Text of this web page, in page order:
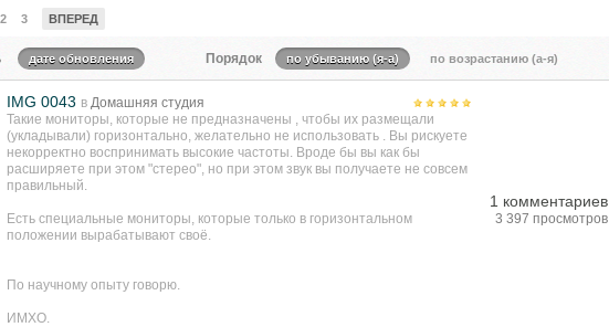
2 3 ВПЕРЕД
дате обновления Порядок по убыванию (я-а) по возрастанию (а-я)
IMG 0043 в Домашняя студия
Такие мониторы, которые не предназначены , чтобы их размещали
(укладывали) горизонтально, желательно не использовать . Вы рискуете
некорректно воспринимать высокие частоты. Вроде бы вы как бы
расширяете при этом "стерео", но при этом звук вы получаете не совсем
правильный.
Есть специальные мониторы, которые только в горизонтальном
положении вырабатывают своё.
По научному опыту говорю.
ИМХО.
1 комментариев
3 397 просмотров